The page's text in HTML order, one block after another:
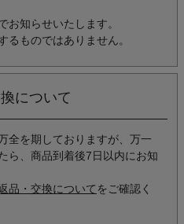
お知らせいたします。
るものではありません。
について
全を期しておりますが、万一
ら、商品到着後7日以内にお知
品・交換について をご確認く